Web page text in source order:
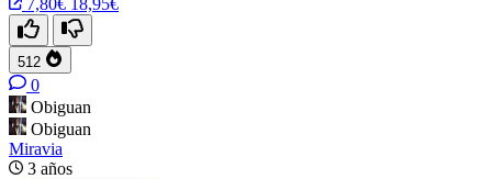
512
0
Obiguan
Obiguan
Miravia
3 años